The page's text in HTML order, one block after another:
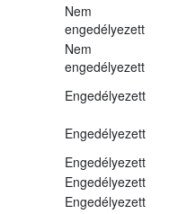
Nem
engedélyezett
Nem
engedélyezett
Engedélyezett
Engedélyezett
Engedélyezett
Engedélyezett
Engedélyezett